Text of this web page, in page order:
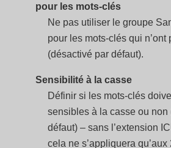
pour les mots-clés
Ne pas utiliser le groupe
pour les mots-clés qui n’ont
(désactivé par défaut).
Sensibilité à la casse
Définir si les mots-clés
sensibles à la casse ou non
défaut) – sans l’extension
cela ne s’appliquera qu’aux